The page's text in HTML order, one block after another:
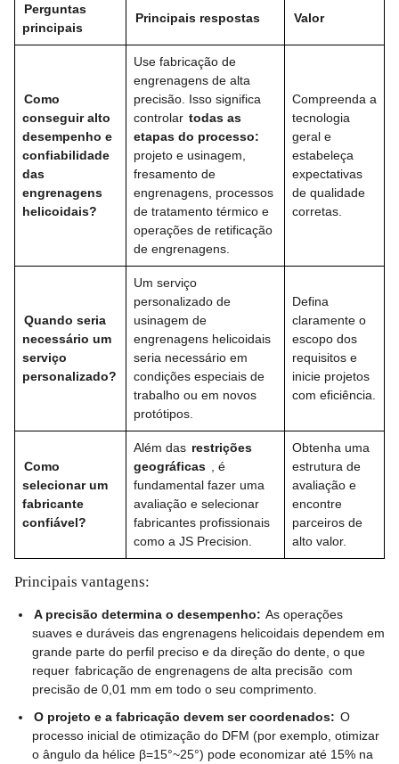
Perguntas
principais
Principais respostas Valor
Como
conseguir alto
desempenho e
confiabilidade
das
engrenagens
helicoidais?
Use fabricação de
engrenagens de alta
precisão. Isso significa
controlar todas as
etapas do processo:
projeto e usinagem,
fresamento de
engrenagens, processos
de tratamento térmico e
operações de retificação
de engrenagens.
Compreenda a
tecnologia
geral e
estabeleça
expectativas
de qualidade
corretas.
Quando seria
necessário um
serviço
personalizado?
Um serviço
personalizado de
usinagem de
engrenagens helicoidais
seria necessário em
condições especiais de
trabalho ou em novos
protótipos.
Defina
claramente o
escopo dos
requisitos e
inicie projetos
com eficiência.
Como
selecionar um
fabricante
confiável?
Além das restrições
geográficas
, é
fundamental fazer uma
avaliação e selecionar
fabricantes profissionais
como a JS Precision.
Obtenha uma
estrutura de
avaliação e
encontre
parceiros de
alto valor.
Principais vantagens:
A precisão determina o desempenho: As operações
suaves e duráveis ​​das engrenagens helicoidais dependem em
grande parte do perfil preciso e da direção do dente, o que
requer fabricação de engrenagens de alta precisão com
precisão de 0,01 mm em todo o seu comprimento.
O projeto e a fabricação devem ser coordenados: O
processo inicial de otimização do DFM (por exemplo, otimizar
o ângulo da hélice β=15°~25°) pode economizar até 15% na